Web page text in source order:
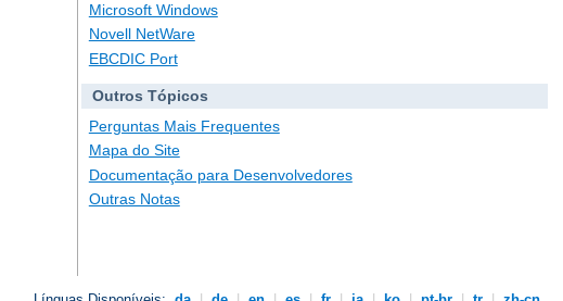
Microsoft Windows
Novell NetWare
EBCDIC Port
Outros Tópicos
Perguntas Mais Frequentes
Mapa do Site
Documentação para Desenvolvedores
Outras Notas